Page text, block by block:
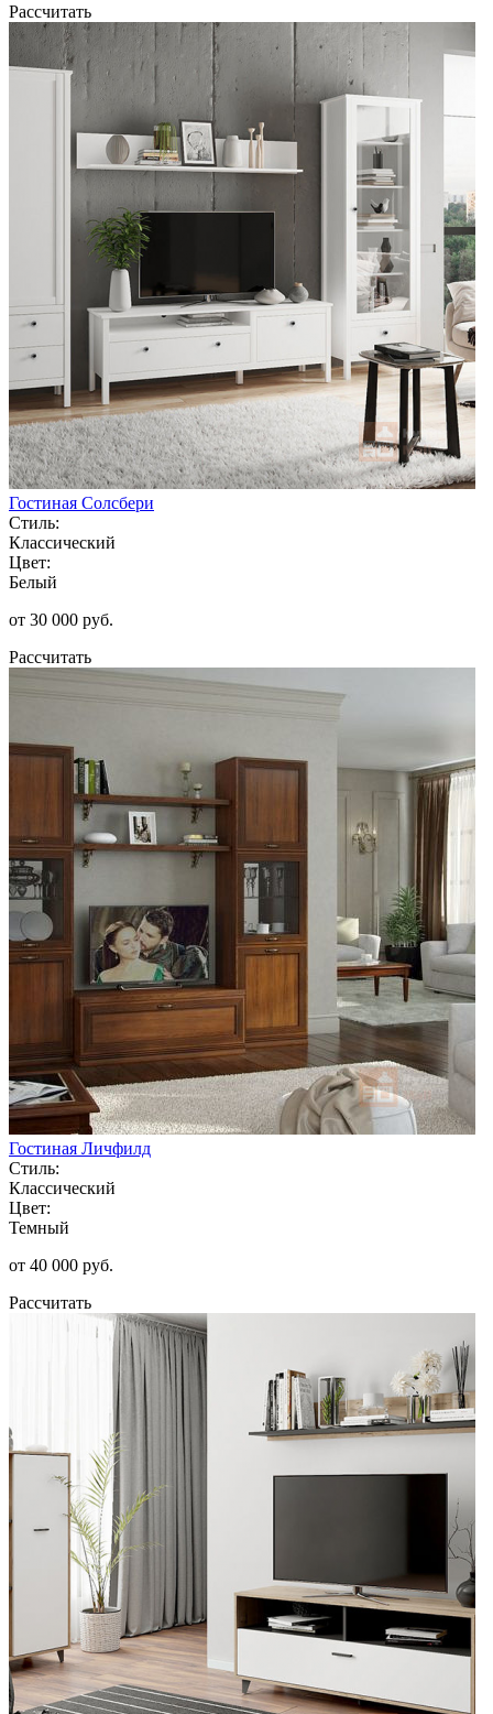
Рассчитать
Гостиная Солсбери
Стиль:
Классический
Цвет:
Белый
от 30 000 руб.
Рассчитать
Гостиная Личфилд
Стиль:
Классический
Цвет:
Темный
от 40 000 руб.
Рассчитать